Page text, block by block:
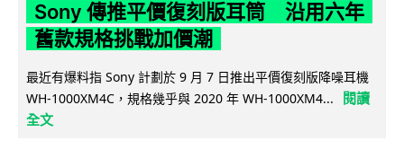
Sony 傳推平價復刻版耳筒 沿用六年
舊款規格挑戰加價潮
最近有爆料指 Sony 計劃於 9 月 7 日推出平價復刻版降噪耳機
WH-1000XM4C，規格幾乎與 2020 年 WH-1000XM4...
閱讀
全文